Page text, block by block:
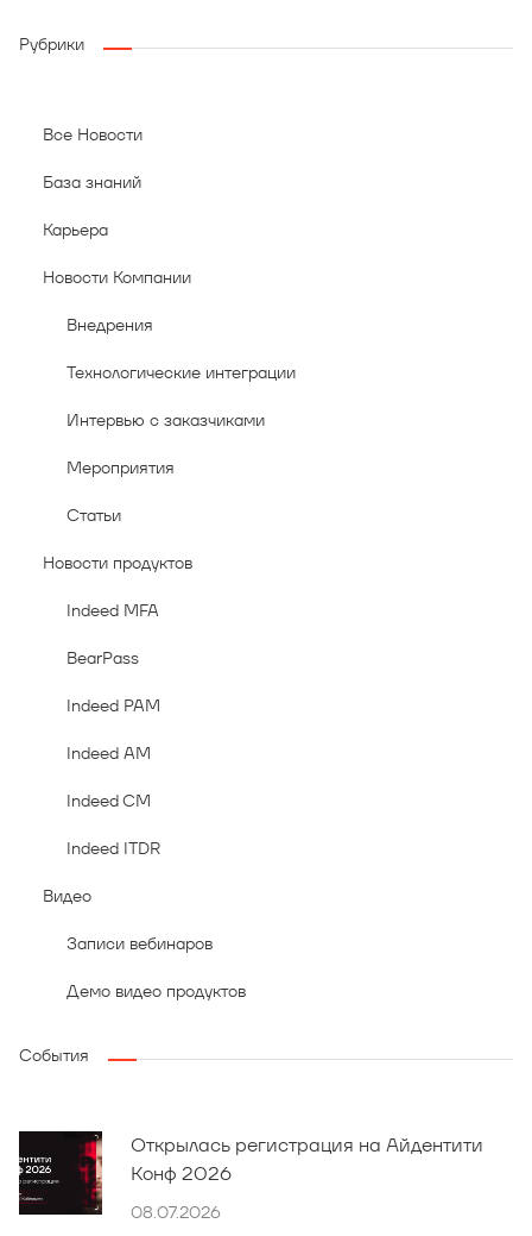
Рубрики
Все Новости
База знаний
Карьера
Новости Компании
Внедрения
Технологические интеграции
Интервью с заказчиками
Мероприятия
Статьи
Новости продуктов
Indeed MFA
BearPass
Indeed PAM
Indeed AM
Indeed CM
Indeed ITDR
Видео
Записи вебинаров
Демо видео продуктов
События
Открылась регистрация на Айдентити
Конф 2026
08.07.2026